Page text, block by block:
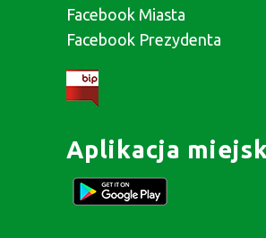
Facebook Miasta
Facebook Prezydenta
Aplikacja